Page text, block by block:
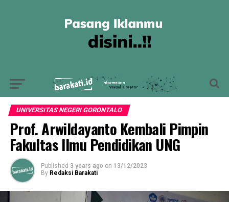
UNIVERSITAS NEGERI GORONTALO
Prof. Arwildayanto Kembali Pimpin
Fakultas Ilmu Pendidikan UNG
Published 3 years ago on 13/12/2023
By Redaksi Barakati